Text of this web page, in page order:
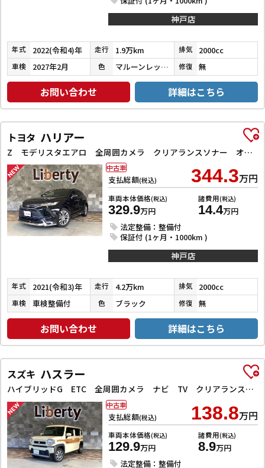
神戸店
年式 2022(令和4)年 走行 1.9万km 排気 2000cc
車検 2027年2月 色 マルーンレッドマルチフレックスパールメタリック 修復 無
お問い合わせ 詳細はこちら
トヨタ ハリアー
Z モデリスタエアロ 全周囲カメラ クリアランスソナー オートクルーズコントロール レーンアシスト パワーシート 衝突被害軽減システム ナビ TV オートマチックハイビーム オートライト LEDヘッドラン
支払総額(税込) 344.3万円
車両本体価格(税込)
329.9万円
諸費用(税込)
14.4万円
法定整備：整備付
保証付 (1ヶ月・1000km )
中古車
神戸店
年式 2021(令和3)年 走行 4.2万km 排気 2000cc
車検 車検整備付 色 ブラック 修復 無
お問い合わせ 詳細はこちら
スズキ ハスラー
ハイブリッドG ETC 全周囲カメラ ナビ TV クリアランスソナー オートクルーズコントロール レーンアシスト 衝突被害軽減システム オートライト スマートキー アイドリングストップ
支払総額(税込) 138.8万円
車両本体価格(税込)
129.9万円
諸費用(税込)
8.9万円
法定整備：整備付
中古車